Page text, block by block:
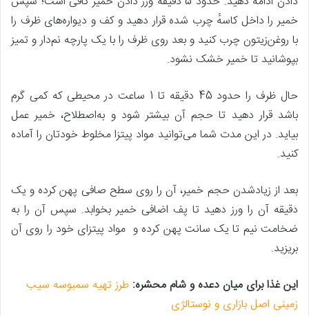
خمیر را داخل کاسهٔ چرب شده قرار دهید و کف و دیواره‌های ظرف را
با روغن‌زیتون چرب کنید و بعد روی ظرف را با یک پارچه نم‌دار و تمیز
بپوشانید تا خمیر خشک نشود.
حال ظرف را حدود 45 دقیقه تا 1 ساعت در محیطی که کمی گرم
باشد قرار دهید تا حجم آن بیشتر شود و به‌اصطلاح، خمیر عمل
بیاید. در این مدت شما می‌توانید مواد پیتزا مخلوط خودتان را آماده
کنید.
بعد از زیادشدن حجم خمیر، آن را روی سطح صافی پهن کرده و یک
دقیقه آن را ورز دهید تا پف اضافی خمیر بخوابد. سپس آن را به
ضخامت نیم تا یک سانت پهن کرده و مواد پیتزای خود را روی آن
بریزید.
این غذا برای میان دعده و شام محشره: طرز تهیه سمبوسه سیب
زمینی اصل بازاری و نوستالژی